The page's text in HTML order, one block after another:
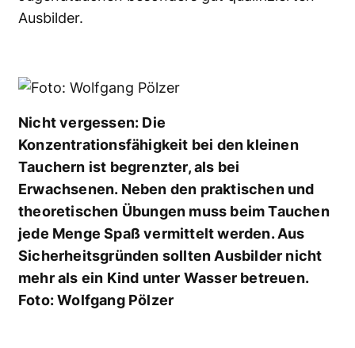
Ausbilder.
Nicht vergessen: Die
Konzentrationsfähigkeit bei den kleinen
Tauchern ist begrenzter, als bei
Erwachsenen. Neben den praktischen und
theoretischen Übungen muss beim Tauchen
jede Menge Spaß vermittelt werden. Aus
Sicherheitsgründen sollten Ausbilder nicht
mehr als ein Kind unter Wasser betreuen.
Foto: Wolfgang Pölzer